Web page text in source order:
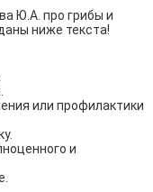
Ю.А. про грибы и
ниже текста!
или профилактики
и